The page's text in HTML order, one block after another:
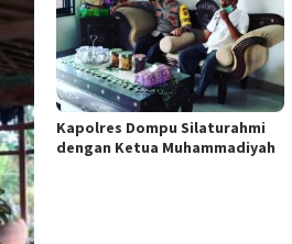
Kapolres Dompu Silaturahmi
dengan Ketua Muhammadiyah